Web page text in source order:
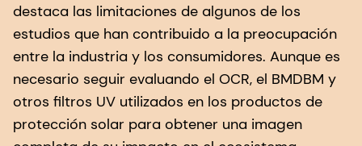
destaca las limitaciones de algunos de los
estudios que han contribuido a la preocupación
entre la industria y los consumidores. Aunque es
necesario seguir evaluando el OCR, el BMDBM y
otros filtros UV utilizados en los productos de
protección solar para obtener una imagen